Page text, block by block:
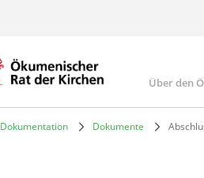
Main
Über den
Dokumentation Dokumente